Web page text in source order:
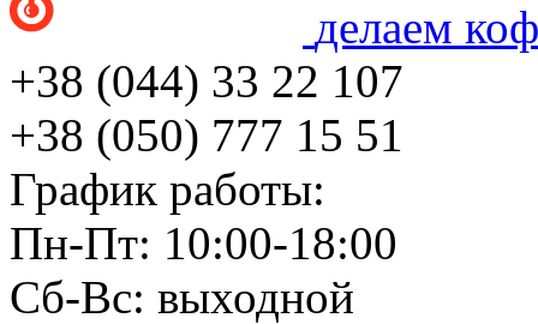
делаем
+38 (044) 33 22 107
+38 (050) 777 15 51
График работы:
Пн-Пт: 10:00-18:00
Сб-Вс: выходной